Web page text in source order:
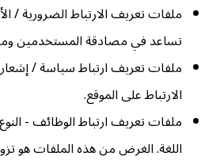
ملفات تعريف الارتباط الضرورية /
تساعد في مصادقة المستخدمين
ملفات تعريف ارتباط سياسة /
الارتباط على الموقع.
ملفات تعريف ارتباط الوظائف -
اللغة. الغرض من هذه الملفات هو